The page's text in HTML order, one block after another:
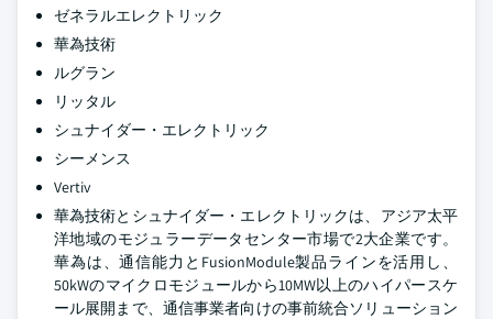
ゼネラルエレクトリック
華為技術
ルグラン
リッタル
シュナイダー・エレクトリック
シーメンス
Vertiv
華為技術とシュナイダー・エレクトリックは、アジア太平
洋地域のモジュラーデータセンター市場で2大企業です。
華為は、通信能力とFusionModule製品ラインを活用し、
50kWのマイクロモジュールから10MW以上のハイパースケ
ール展開まで、通信事業者向けの事前統合ソリューション